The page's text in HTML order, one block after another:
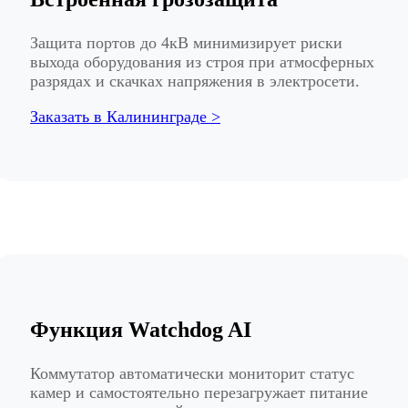
Защита портов до 4кВ минимизирует риски
выхода оборудования из строя при атмосферных
разрядах и скачках напряжения в электросети.
Заказать в Калининграде >
Функция Watchdog AI
Коммутатор автоматически мониторит статус
камер и самостоятельно перезагружает питание